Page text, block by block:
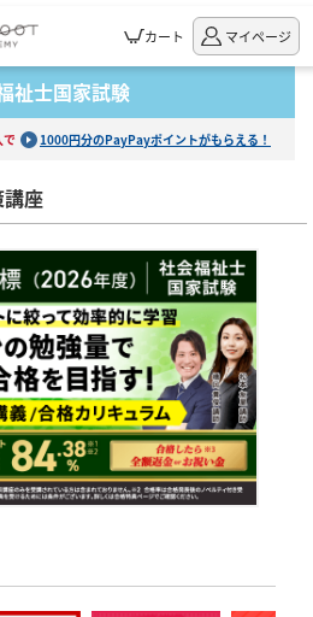
カート マイページ
祉士国家試験
で 1000円分のPayPayポイントがもらえる！
座